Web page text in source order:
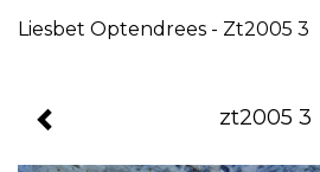
Liesbet Optendrees - Zt2005 3
zt2005 3